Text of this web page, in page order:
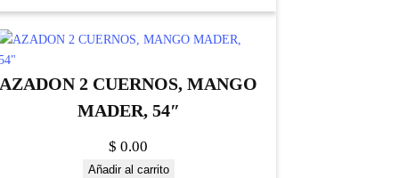
AZADON 2 CUERNOS, MANGO
MADER, 54″
$ 0.00
Añadir al carrito